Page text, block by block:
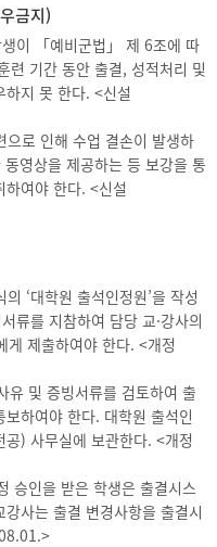
금지)
이 「예비군법」 제 6조에 따
련 기간 동안 출결, 성적처리 및
지 못 한다. <신설
로 인해 수업 결손이 발생하
영상을 제공하는 등 보강을 통
여야 한다. <신설
‘대학원 출석인정원’을 작성
류를 지참하여 담당 교·강사의
게 제출하여야 한다. <개정
및 증빙서류를 검토하여 출
하여야 한다. 대학원 출석인
) 사무실에 보관한다. <개정
승인을 받은 학생은 출결시스
사는 출결 변경사항을 출결시